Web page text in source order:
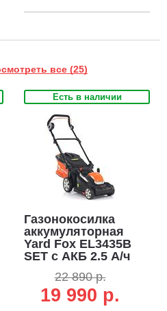
все (25)
Есть в наличии
Газонокосилка
аккумуляторная
Yard Fox EL3435B
SET с АКБ 2.5 А/ч
пластик, 34 см, 35
л, 8 кг)
22 890 р.
19 990 р.